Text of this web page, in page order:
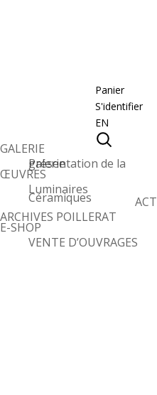
Panier
S'identifier
EN
GALERIE
Présentation de la galerie
ŒUVRES
Luminaires
Céramiques
ARCHIVES POILLERAT
E-SHOP
VENTE D’OUVRAGES